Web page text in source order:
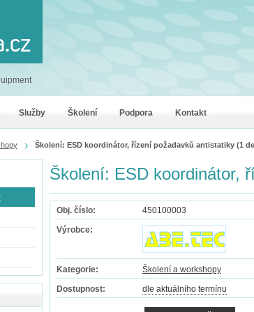
Školení: ESD koordinátor, řízení požadavků antistatiky (1
Školení: ESD koordinátor,
Obj. číslo:
450100003
Výrobce:
Kategorie:
Školení a workshopy
Dostupnost:
dle aktuálního termínu
Služby Školení Podpora Kontakt